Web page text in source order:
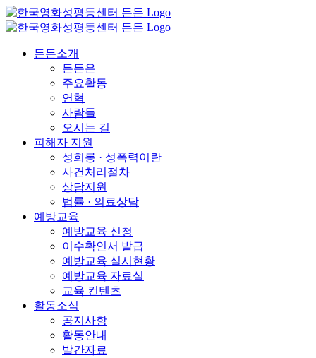
든든소개
든든은
주요활동
연혁
사람들
오시는 길
피해자 지원
성희롱 · 성폭력이란
사건처리절차
상담지원
법률 · 의료상담
예방교육
예방교육 신청
이수확인서 발급
예방교육 실시현황
예방교육 자료실
교육 컨텐츠
활동소식
공지사항
활동안내
발간자료